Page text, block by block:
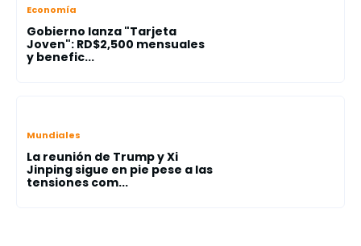
Economía
Gobierno lanza "Tarjeta
Joven": RD$2,500 mensuales
y benefic...
Mundiales
La reunión de Trump y Xi
Jinping sigue en pie pese a las
tensiones com...